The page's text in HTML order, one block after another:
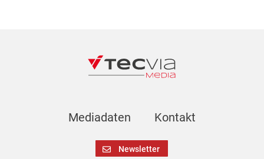
Mediadaten Kontakt
Newsletter